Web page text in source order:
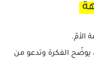
الأمّ.
يوضّح الفكرة وتدعو من